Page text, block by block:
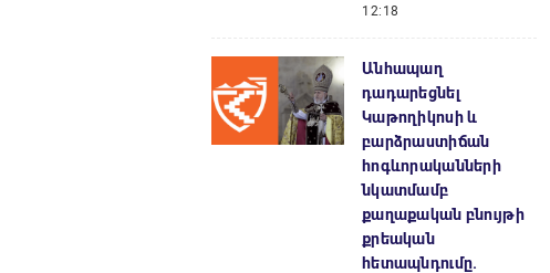
12:18
Անհապաղ
դադարեցնել
Կաթողիկոսի և
բարձրաստիճան
հոգևորականների
նկատմամբ
քաղաքական բնույթի
քրեական
հետապնդումը.